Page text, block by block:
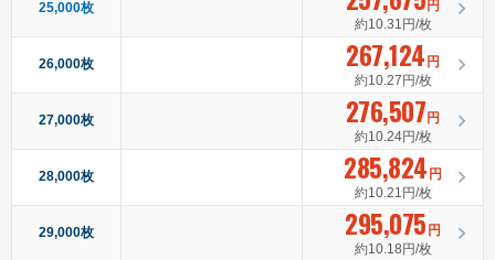
25,000枚
円
約10.31円/枚
26,000枚 267,124 円
約10.27円/枚
27,000枚 276,507 円
約10.24円/枚
28,000枚 285,824 円
約10.21円/枚
29,000枚 295,075 円
約10.18円/枚